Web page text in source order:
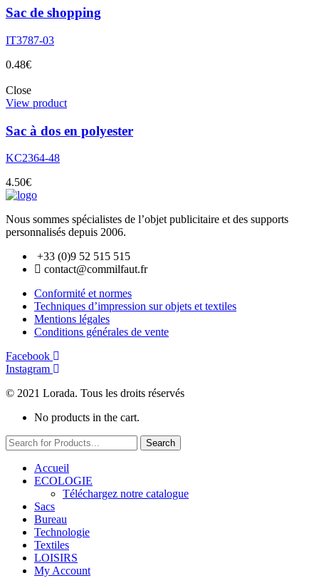
Sac de shopping
IT3787-03
0.48€
Close
View product
Sac à dos en polyester
KC2364-48
4.50€
Nous sommes spécialistes de l’objet publicitaire et des supports
personnalisés depuis 2006.
+33 (0)9 52 515 515
contact@commilfaut.fr
Conformité et normes
Techniques d’impression sur objets et textiles
Mentions légales
Conditions générales de vente
Facebook
Instagram
© 2021 Lorada. Tous les droits réservés
No products in the cart.
Search
Accueil
ECOLOGIE
Téléchargez notre catalogue
Sacs
Bureau
Technologie
Textiles
LOISIRS
My Account